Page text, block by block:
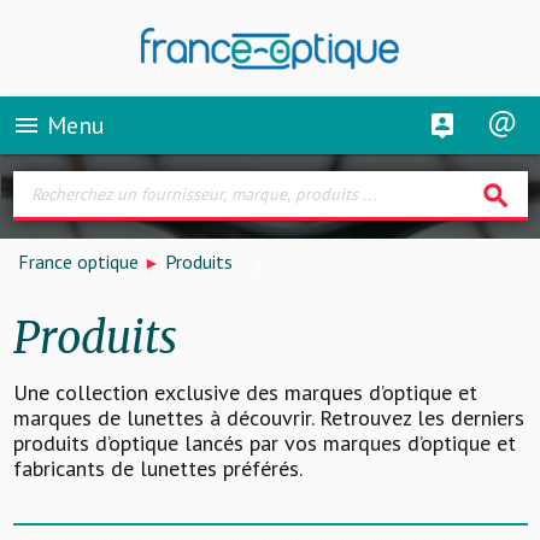
menu Menu
search
France optique Produits
Produits
Une collection exclusive des marques d’optique et
marques de lunettes à découvrir. Retrouvez les derniers
produits d’optique lancés par vos marques d’optique et
fabricants de lunettes préférés.